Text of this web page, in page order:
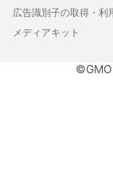
広告識別子の取得・利
メディアキット